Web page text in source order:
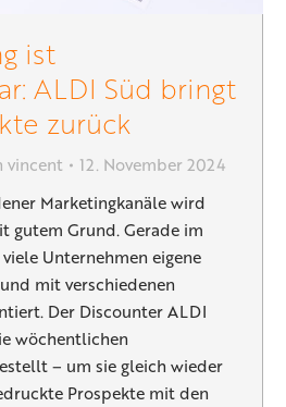
ist
ALDI Süd bringt
zurück
vincent
12. November 2024
Marketingkanäle wird
gutem Grund. Gerade im
Unternehmen eigene
mit verschiedenen
Der Discounter ALDI
wöchentlichen
– um sie gleich wieder
Prospekte mit den